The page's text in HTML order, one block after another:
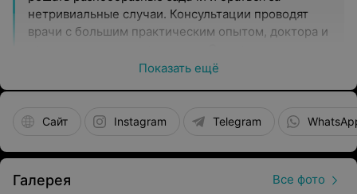
нетривиальные случаи. Консультации проводят
врачи с большим практическим опытом, доктора и
регулярно совершенствуют свои навыки на курсах
получают здоровую улыбку.
Оборудование
Стоматологический центр «ЭверестДент»
Показать ещё
Сайт Instagram Telegram
Галерея Все фото